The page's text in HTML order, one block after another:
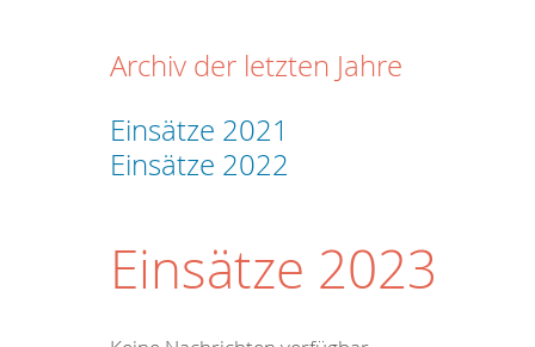
Archiv der letzten Jahre
Einsätze 2021
Einsätze 2022
Einsätze 2023